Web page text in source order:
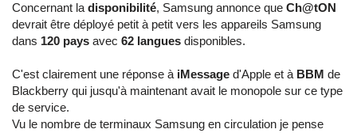
Concernant la disponibilité, Samsung annonce que Ch@tON
devrait être déployé petit à petit vers les appareils Samsung
dans 120 pays avec 62 langues disponibles.
C'est clairement une réponse à iMessage d'Apple et à BBM de
Blackberry qui jusqu'à maintenant avait le monopole sur ce type
de service.
Vu le nombre de terminaux Samsung en circulation je pense